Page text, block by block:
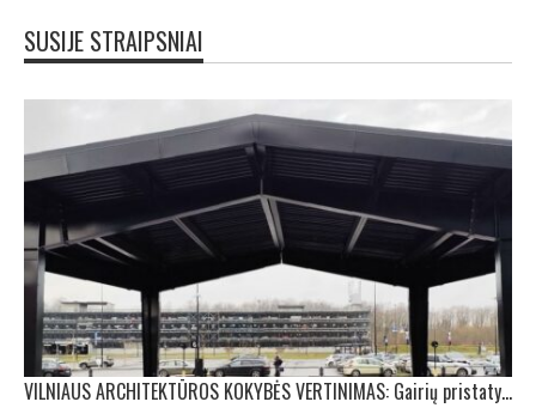
SUSIJE STRAIPSNIAI
VILNIAUS ARCHITEKTŪROS KOKYBĖS VERTINIMAS: Gairių pristatymas ir diskusija savivaldybėje